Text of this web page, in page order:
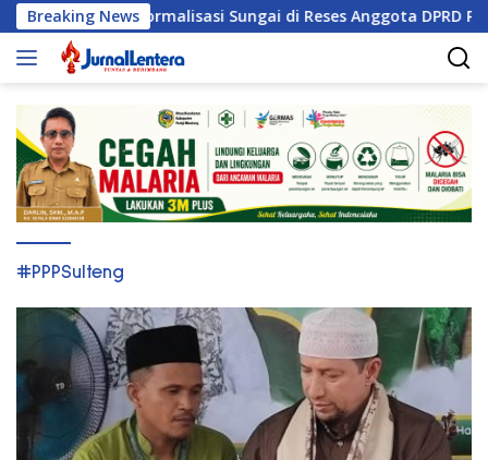
Langsung
ke
konten
Breaking News
Jati Tuntut Normalisasi Sungai di Reses Anggota DPRD Parigi
#PPPSulteng